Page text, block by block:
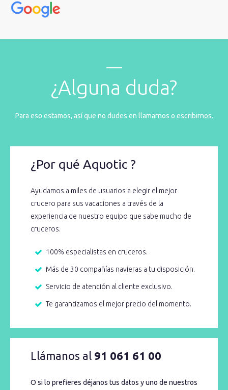
¿Alguna duda?
Para eso estamos, así que no dudes en llamarnos o escribirnos.
¿Por qué Aquotic ?
Ayudamos a miles de usuarios a elegir el mejor
crucero para sus vacaciones a través de la
experiencia de nuestro equipo que sabe mucho de
cruceros.
100% especialistas en cruceros.
Más de 30 compañías navieras a tu disposición.
Servicio de atención al cliente exclusivo.
Te garantizamos el mejor precio del momento.
Llámanos al 91 061 61 00
O si lo prefieres déjanos tus datos y uno de nuestros